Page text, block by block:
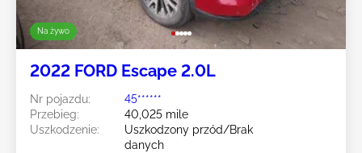
Na żywo
2022 FORD Escape 2.0L
Nr pojazdu:
45******
Przebieg:
40,025 mile
Uszkodzenie:
Uszkodzony przód/Brak
danych